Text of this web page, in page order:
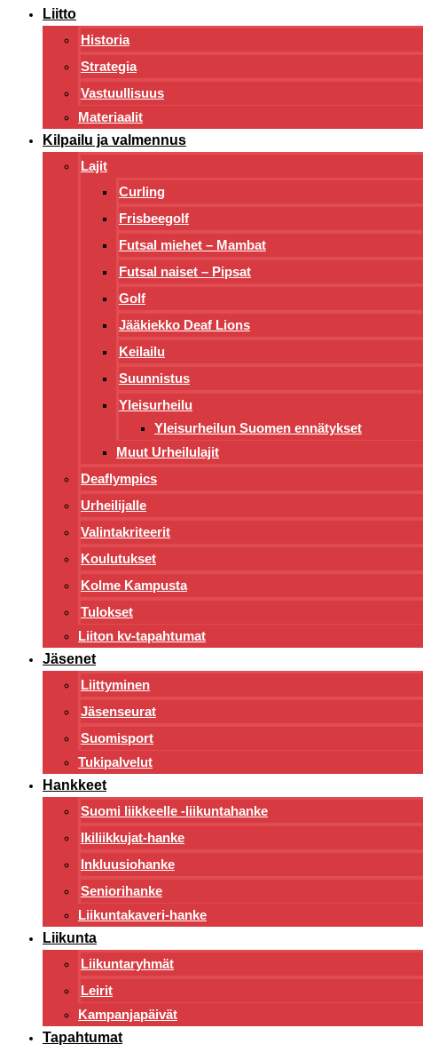
Liitto
Historia
Strategia
Vastuullisuus
Materiaalit
Kilpailu ja valmennus
Lajit
Curling
Frisbeegolf
Futsal miehet – Mambat
Futsal naiset – Pipsat
Golf
Jääkiekko Deaf Lions
Keilailu
Suunnistus
Yleisurheilu
Yleisurheilun Suomen ennätykset
Muut Urheilulajit
Deaflympics
Urheilijalle
Valintakriteerit
Koulutukset
Kolme Kampusta
Tulokset
Liiton kv-tapahtumat
Jäsenet
Liittyminen
Jäsenseurat
Suomisport
Tukipalvelut
Hankkeet
Suomi liikkeelle -liikuntahanke
Ikiliikkujat-hanke
Inkluusiohanke
Seniorihanke
Liikuntakaveri-hanke
Liikunta
Liikuntaryhmät
Leirit
Kampanjapäivät
Tapahtumat